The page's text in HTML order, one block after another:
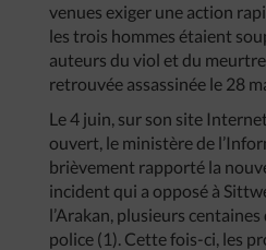
venues exiger une action
les trois hommes étaient
auteurs du viol et du
retrouvée assassinée le 28
Le 4 juin, sur son site
ouvert, le ministère de
brièvement rapporté la
incident qui a opposé à
l’Arakan, plusieurs
police (1). Cette fois-ci, les